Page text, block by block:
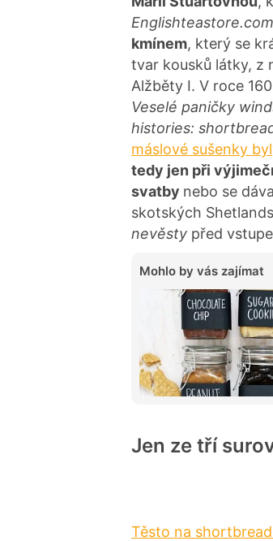
Englishteastore.com
kmínem, který se
tvar kousků látky, z
Alžběty I. V roce
Veselé paničky
histories:
máslové sušenky
tedy jen při
svatby nebo se
skotských
nevěsty před
Mohlo by vás zajímat
Jen ze tří
Těsto na